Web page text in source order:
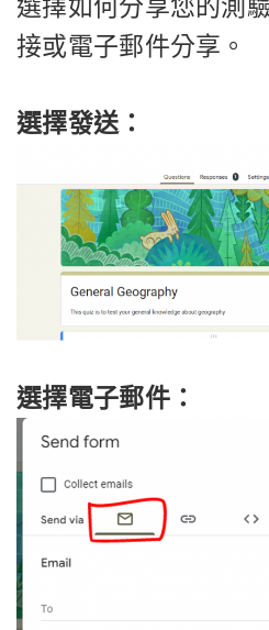
接或電子郵件分享。
選擇發送：
選擇電子郵件：